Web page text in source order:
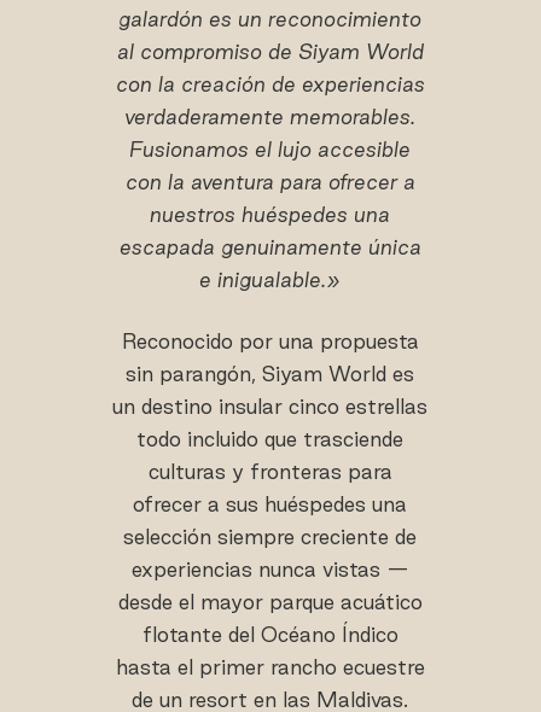
galardón es un reconocimiento
al compromiso de Siyam World
con la creación de experiencias
verdaderamente memorables.
Fusionamos el lujo accesible
con la aventura para ofrecer a
nuestros huéspedes una
escapada genuinamente única
e inigualable.»
Reconocido por una propuesta
sin parangón, Siyam World es
un destino insular cinco estrellas
todo incluido que trasciende
culturas y fronteras para
ofrecer a sus huéspedes una
selección siempre creciente de
experiencias nunca vistas —
desde el mayor parque acuático
flotante del Océano Índico
hasta el primer rancho ecuestre
de un resort en las Maldivas.